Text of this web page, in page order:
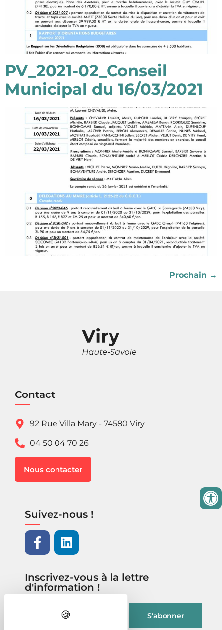
PV_2021-02_Conseil
Municipal du 16/03/2021
Prochain →
Contact
92 Rue Villa Mary - 74580 Viry
04 50 04 70 26
Nous contacter
Suivez-nous !
Inscrivez-vous à la lettre
d'information !